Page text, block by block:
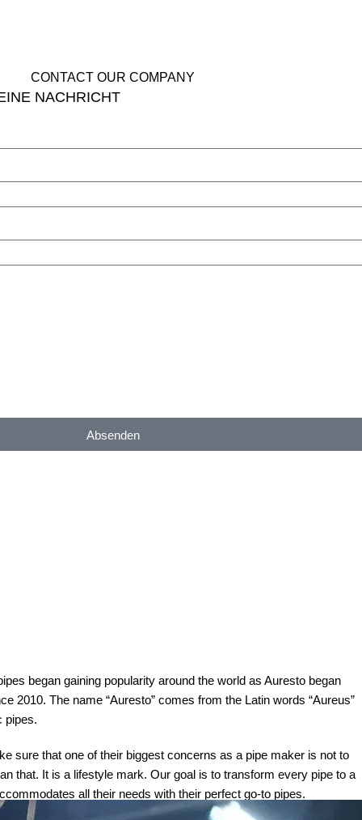
CONTACT OUR COMPANY
NACHRICHT
Absenden
began gaining popularity around the world as Auresto began
2010. The name “Auresto” comes from the Latin words “Aureus”
pipes.
sure that one of their biggest concerns as a pipe maker is not to
that. It is a lifestyle mark. Our goal is to transform every pipe to a
all their needs with their perfect go-to pipes.